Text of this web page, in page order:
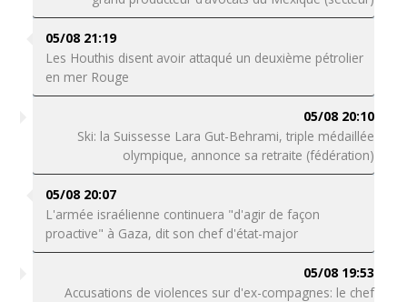
05/08 21:19
Les Houthis disent avoir attaqué un deuxième pétrolier
en mer Rouge
05/08 20:10
Ski: la Suissesse Lara Gut-Behrami, triple médaillée
olympique, annonce sa retraite (fédération)
05/08 20:07
L'armée israélienne continuera "d'agir de façon
proactive" à Gaza, dit son chef d'état-major
05/08 19:53
Accusations de violences sur d'ex-compagnes: le chef